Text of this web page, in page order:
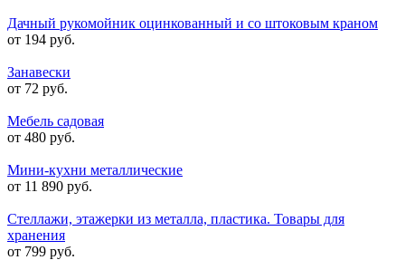
Дачный рукомойник оцинкованный и со штоковым краном
от 194 руб.
Занавески
от 72 руб.
Мебель садовая
от 480 руб.
Мини-кухни металлические
от 11 890 руб.
Стеллажи, этажерки из металла, пластика. Товары для
хранения
от 799 руб.